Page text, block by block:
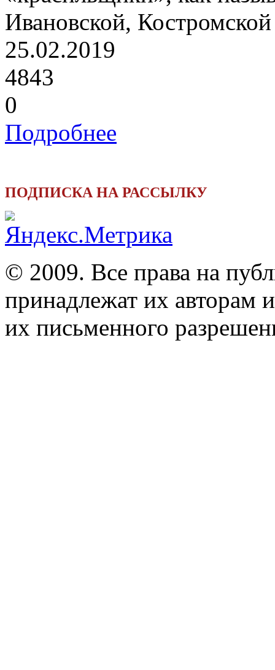
Ивановской,
25.02.2019
4843
0
Подробнее
ПОДПИСКА НА РАССЫЛКУ
© 2009. Все права на
принадлежат их авторам
их письменного